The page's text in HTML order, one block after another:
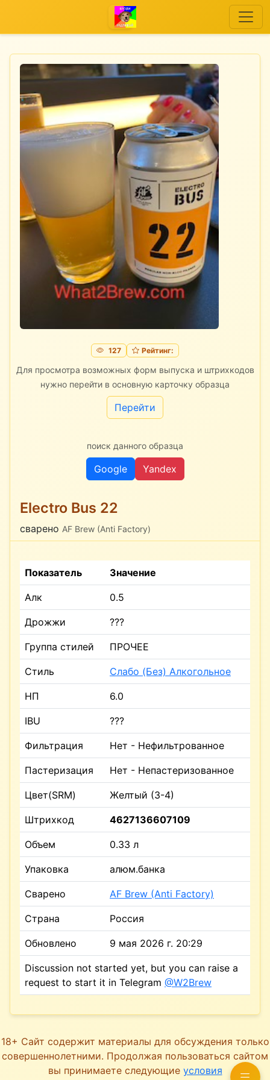
127 Рейтинг:
Для просмотра возможных форм выпуска и штрихкодов
нужно перейти в основную карточку образца
Перейти
поиск данного образца
Google Yandex
Electro Bus 22
сварено AF Brew (Anti Factory)
Показатель Значение
Алк 0.5
Дрожжи ???
Группа стилей ПРОЧЕЕ
Стиль Слабо (Без) Алкогольное
НП 6.0
IBU ???
Фильтрация Нет - Нефильтрованное
Пастеризация Нет - Непастеризованное
Цвет(SRM) Желтый (3-4)
Штрихкод 4627136607109
Объем 0.33 л
Упаковка алюм.банка
Сварено AF Brew (Anti Factory)
Страна Россия
Обновлено 9 мая 2026 г. 20:29
Discussion not started yet, but you can raise a
request to start it in Telegram @W2Brew
18+ Сайт содержит материалы для обсуждения только
совершеннолетними. Продолжая пользоваться сайтом
вы принимаете следующие условия